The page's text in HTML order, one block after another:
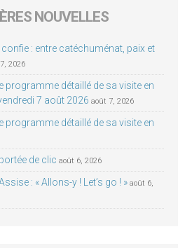
NOUVELLES
confie : entre catéchuménat, paix et
2026
programme détaillé de sa visite en
7 août 2026 août 7, 2026
programme détaillé de sa visite en
de clic août 6, 2026
: « Allons-y ! Let’s go ! » août 6,